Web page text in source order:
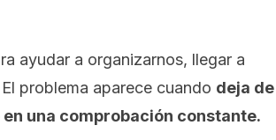
ayudar a organizarnos, llegar a
problema aparece cuando deja de
una comprobación constante.